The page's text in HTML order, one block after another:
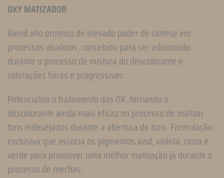
OXY MATIZADOR
Blend vito proteico de elevado poder de síntese em
processos alcalinos, concebido para ser adicionado
durante o processo de mistura do descolorante e
colorações loiras e progressivas.
Potencializa o tratamento das OX, tornando o
descolorante ainda mais eficaz no processo de matizar
tons indesejados durante a abertura de tons. Formulação
exclusiva que associa os pigmentos azul, violeta, cinza e
verde para promover uma melhor matização já durante o
processo de mechas.